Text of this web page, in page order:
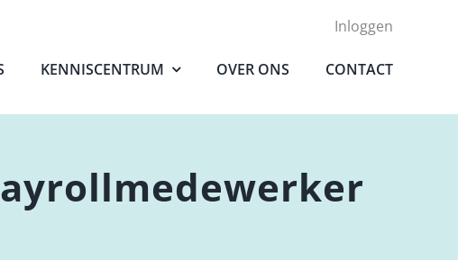
Inloggen
KENNISCENTRUM OVER ONS CONTACT